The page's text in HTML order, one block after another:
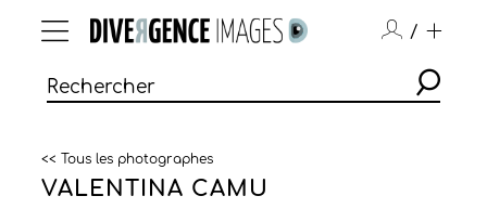
/
<< Tous les photographes
VALENTINA CAMU